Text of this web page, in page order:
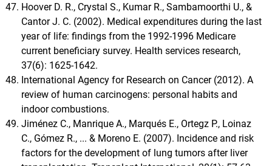
Hoover D. R., Crystal S., Kumar R., Sambamoorthi U., &
Cantor J. C. (2002). Medical expenditures during the last
year of life: findings from the 1992-1996 Medicare
current beneficiary survey. Health services research,
37(6): 1625-1642.
International Agency for Research on Cancer (2012). A
review of human carcinogens: personal habits and
indoor combustions.
Jiménez C., Manrique A., Marqués E., Ortegz P., Loinaz
C., Gómez R., ... & Moreno E. (2007). Incidence and risk
factors for the development of lung tumors after liver